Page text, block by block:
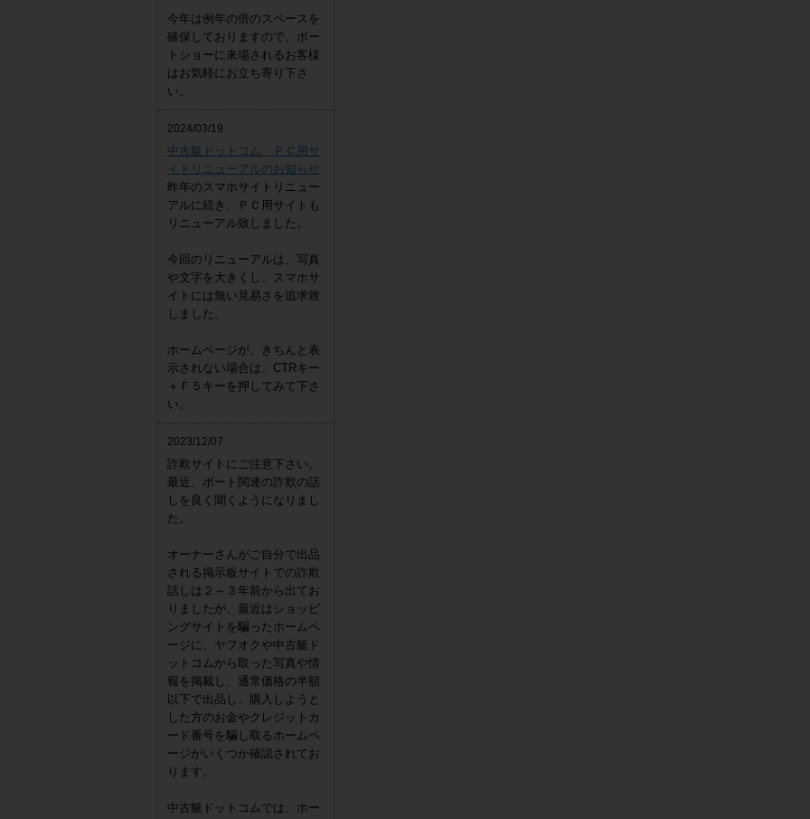
今年は例年の倍のスペースを
確保しておりますので、ボー
トショーに来場されるお客様
はお気軽にお立ち寄り下さ
い。
2024/03/19
中古艇ドットコム ＰＣ用サ
イトリニューアルのお知らせ
昨年のスマホサイトリニュー
アルに続き、ＰＣ用サイトも
リニューアル致しました。
今回のリニューアルは、写真
や文字を大きくし、スマホサ
イトには無い見易さを追求致
しました。
ホームページが、きちんと表
示されない場合は、CTRキー
＋Ｆ５キーを押してみて下さ
い。
2023/12/07
詐欺サイトにご注意下さい。
最近、ボート関連の詐欺の話
しを良く聞くようになりまし
た。
オーナーさんがご自分で出品
される掲示板サイトでの詐欺
話しは２～３年前から出てお
りましたが、最近はショッピ
ングサイトを騙ったホームペ
ージに、ヤフオクや中古艇ド
ットコムから取った写真や情
報を掲載し、通常価格の半額
以下で出品し、購入しようと
した方のお金やクレジットカ
ード番号を騙し取るホームペ
ージがいくつか確認されてお
ります。
中古艇ドットコムでは、ホー